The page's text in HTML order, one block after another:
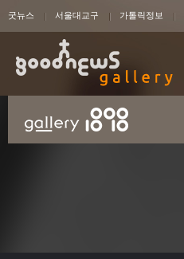
굿뉴스 서울대교구 가톨릭정보